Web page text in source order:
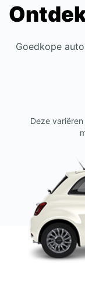
Goedkope
Deze